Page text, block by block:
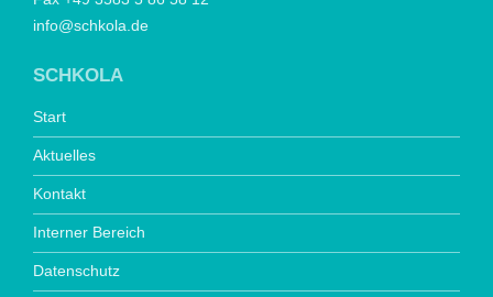
info@schkola.de
SCHKOLA
Start
Aktuelles
Kontakt
Interner Bereich
Datenschutz